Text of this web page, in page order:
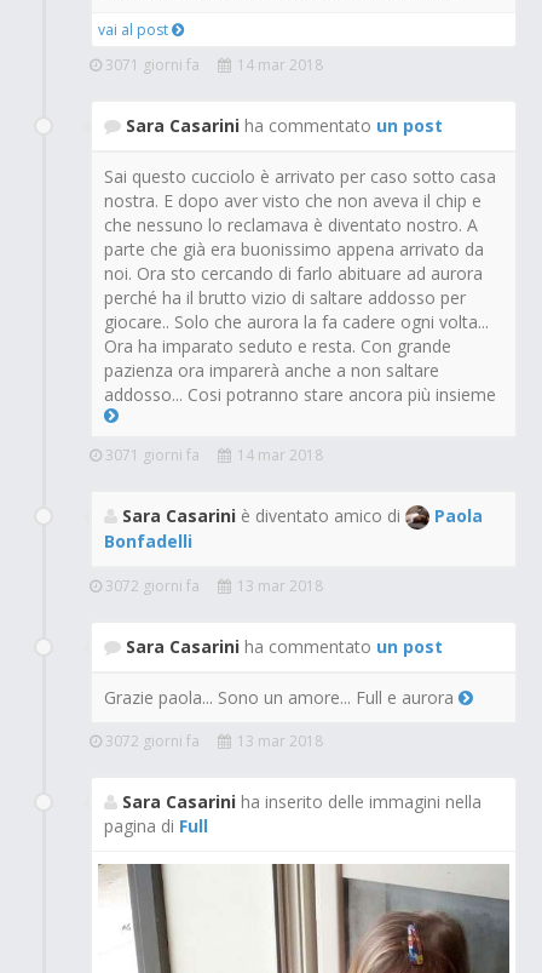
vai al post
3071 giorni fa
14 mar 2018
Sara Casarini ha commentato un post
Sai questo cucciolo è arrivato per caso sotto casa
nostra. E dopo aver visto che non aveva il chip e
che nessuno lo reclamava è diventato nostro. A
parte che già era buonissimo appena arrivato da
noi. Ora sto cercando di farlo abituare ad aurora
perché ha il brutto vizio di saltare addosso per
giocare.. Solo che aurora la fa cadere ogni volta...
Ora ha imparato seduto e resta. Con grande
pazienza ora imparerà anche a non saltare
addosso... Cosi potranno stare ancora più insieme
3071 giorni fa 14 mar 2018
Sara Casarini è diventato amico di
Paola
Bonfadelli
3072 giorni fa 13 mar 2018
Sara Casarini ha commentato un post
Grazie paola... Sono un amore... Full e aurora
3072 giorni fa 13 mar 2018
Sara Casarini ha inserito delle immagini nella
pagina di Full